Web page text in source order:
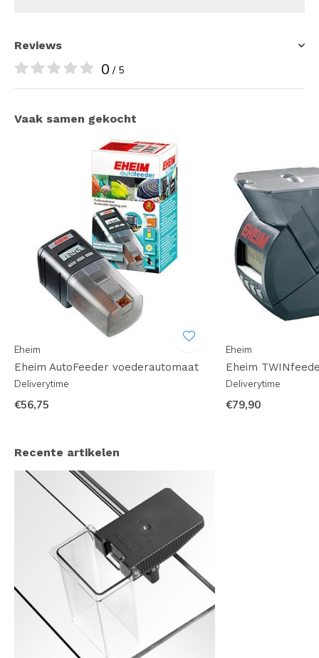
Reviews
0 / 5
Vaak samen gekocht
Eheim
Eheim AutoFeeder voederautomaat
Deliverytime
€56,75
Eheim
Eheim
Deliverytime
€79,90
Recente artikelen